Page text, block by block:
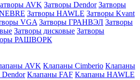
AVK Затворы Dendor Затворы
Затворы HAWLE Затворы Kvant
VGA Затворы ГРАНВЭЛ Затворы
Затворы дисковые Затворы
РАШВОРК
AVK Клапаны Cimberio Клапаны
Клапаны FAF Клапаны HAWLE